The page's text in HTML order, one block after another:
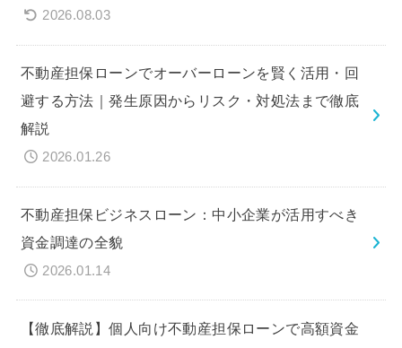
2026.08.03
不動産担保ローンでオーバーローンを賢く活用・回
避する方法｜発生原因からリスク・対処法まで徹底
解説
2026.01.26
不動産担保ビジネスローン：中小企業が活用すべき
資金調達の全貌
2026.01.14
【徹底解説】個人向け不動産担保ローンで高額資金